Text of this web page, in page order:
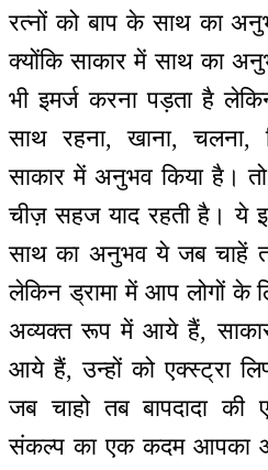
रत्नों को बाप के साथ का
क्योंकि साकार में साथ का
भी इमर्ज करना पड़ता है
साथ रहना, खाना, चलना,
साकार में अनुभव किया है।
चीज़ सहज याद रहती है। ये
साथ का अनुभव ये जब चाहें
लेकिन ड्रामा में आप लोगों के
अव्यक्त रूप में आये हैं,
आये हैं, उन्हों को एक्स्ट्रा
जब चाहो तब बापदादा की
संकल्प का एक कदम आपका